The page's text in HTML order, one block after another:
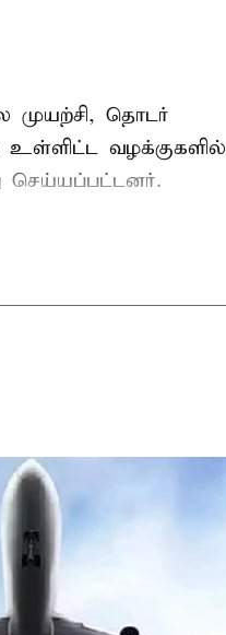
தொடர்
உள்ளிட்ட வழக்குகளில்
செய்யப்பட்டனர்.